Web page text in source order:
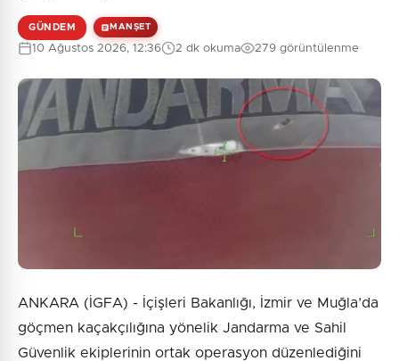
GÜNDEM MANŞET
10 Ağustos 2026, 12:36 2 dk okuma 279 görüntülenme
ANKARA (İGFA) - İçişleri Bakanlığı, İzmir ve Muğla’da
göçmen kaçakçılığına yönelik Jandarma ve Sahil
Güvenlik ekiplerinin ortak operasyon düzenlediğini